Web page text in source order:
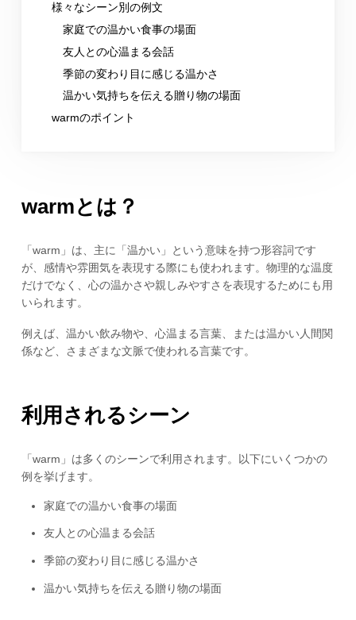
様々なシーン別の例文
家庭での温かい食事の場面
友人との心温まる会話
季節の変わり目に感じる温かさ
温かい気持ちを伝える贈り物の場面
warmのポイント
warmとは？
「warm」は、主に「温かい」という意味を持つ形容詞です
が、感情や雰囲気を表現する際にも使われます。物理的な温度
だけでなく、心の温かさや親しみやすさを表現するためにも用
いられます。
例えば、温かい飲み物や、心温まる言葉、または温かい人間関
係など、さまざまな文脈で使われる言葉です。
利用されるシーン
「warm」は多くのシーンで利用されます。以下にいくつかの
例を挙げます。
家庭での温かい食事の場面
友人との心温まる会話
季節の変わり目に感じる温かさ
温かい気持ちを伝える贈り物の場面